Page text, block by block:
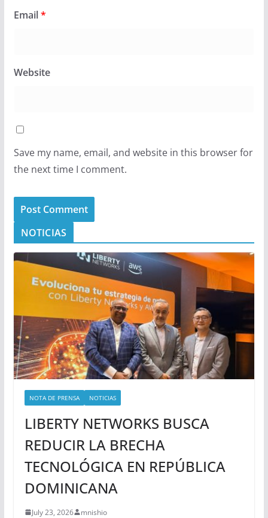
Email*
Website
Save my name, email, and website in this browser for
the next time I comment.
NOTICIAS
NOTA DE PRENSA NOTICIAS
LIBERTY NETWORKS BUSCA
REDUCIR LA BRECHA
TECNOLÓGICA EN REPÚBLICA
DOMINICANA
July 23, 2026 mnishio